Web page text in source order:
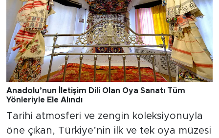
Anadolu’nun İletişim Dili Olan Oya Sanatı Tüm
Yönleriyle Ele Alındı
Tarihi atmosferi ve zengin koleksiyonuyla
öne çıkan, Türkiye’nin ilk ve tek oya müzesi